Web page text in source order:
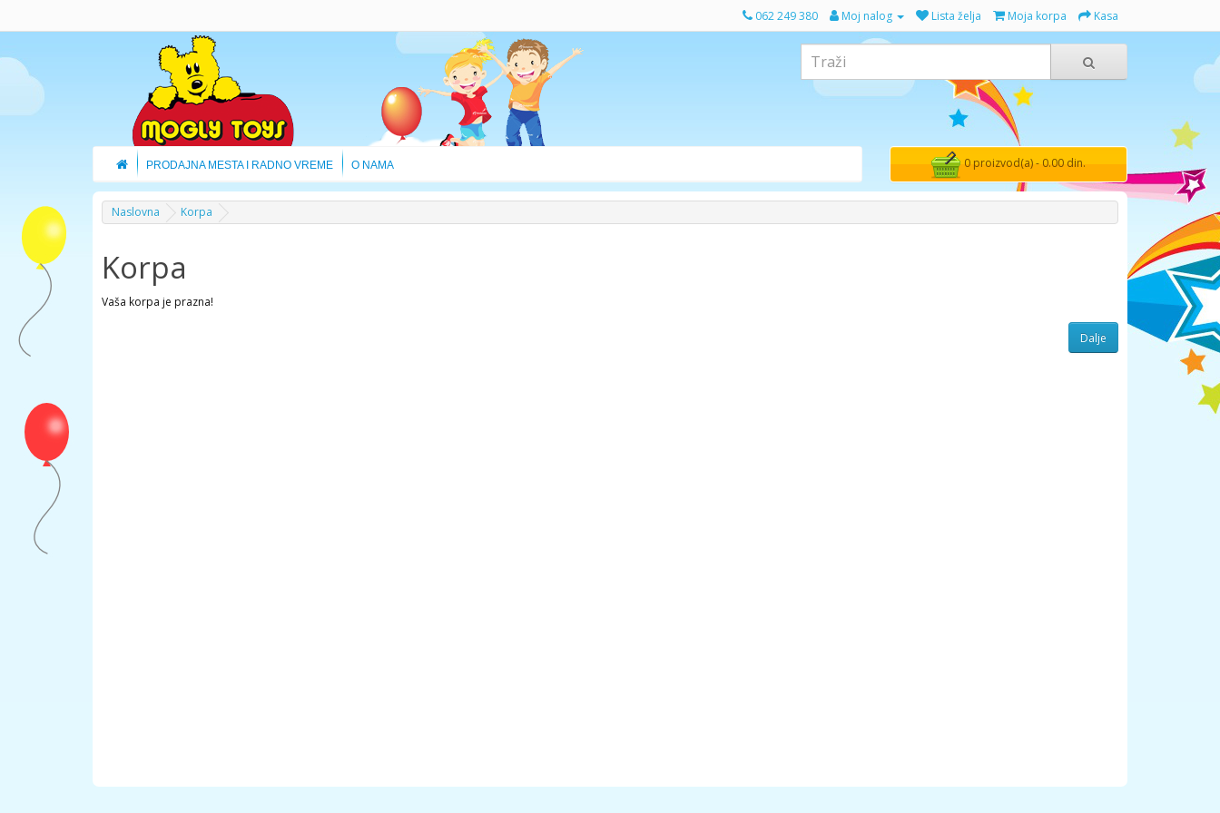
062 249 380 Moj nalog Lista želja Moja korpa Kasa
PRODAJNA MESTA I RADNO VREME O NAMA 0 proizvod(a) - 0.00 din.
Naslovna Korpa
Korpa
Vaša korpa je prazna!
Dalje